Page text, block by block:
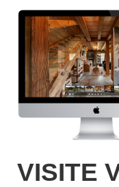
VISITE